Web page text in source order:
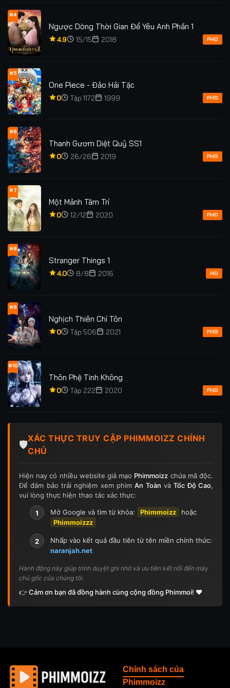
#4
Ngược Dòng Thời Gian Để Yêu Anh Phần 1
4.9 15/15 2018 FHD
#5
One Piece - Đảo Hải Tặc
0 Tập 1172 1999 FHD
#6
Thanh Gươm Diệt Quỷ SS1
0 26/26 2019 FHD
#7
Một Mảnh Tâm Trí
0 12/12 2020 FHD
#8
Stranger Things 1
4.0 8/8 2016 HD
#9
Nghịch Thiên Chí Tôn
0 Tập 506 2021 FHD
#10
Thôn Phệ Tinh Không
0 Tập 222 2020 FHD
🛡️
XÁC THỰC TRUY CẬP PHIMMOIZZ CHÍNH
CHỦ
Hiện nay có nhiều website giả mạo Phimmoizz chứa mã độc.
Để đảm bảo trải nghiệm xem phimAn Toàn vàTốc Độ Cao,
vui lòng thực hiện thao tác xác thực:
1 Mở Google và tìm từ khóa: Phimmoizz
hoặc
Phimmoizzz
2
Nhấp vào kết quả đầu tiên từ tên miền chính thức:
naranjah.net
Hành động này giúp trình duyệt ghi nhớ và ưu tiên kết nối đến máy
chủ gốc của chúng tôi.
👉 Cảm ơn bạn đã đồng hành cùng cộng đồng Phimmoi! ❤️
Chính sách của
Phimmoizz